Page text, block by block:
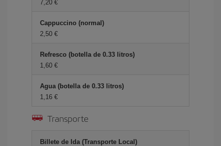
7,20 €
Cappuccino (normal)
2,50 €
Refresco (botella de 0.33 litros)
1,60 €
Agua (botella de 0.33 litros)
1,16 €
Transporte
Billete de Ida (Transporte Local)